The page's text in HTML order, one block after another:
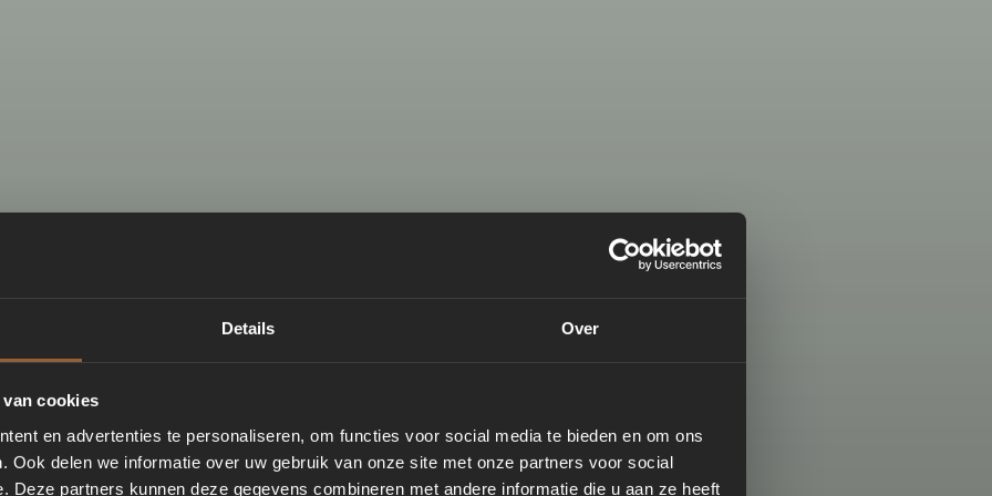
Details Over
cookies
en advertenties te personaliseren, om functies voor social media te bieden en om ons
Ook delen we informatie over uw gebruik van onze site met onze partners voor social
Deze partners kunnen deze gegevens combineren met andere informatie die u aan ze heeft